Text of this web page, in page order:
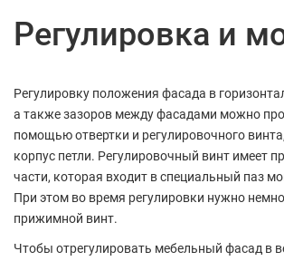
Регулировка и
Регулировку положения фасада в
а также зазоров между фасадами можно
помощью отвертки и регулировочного
корпус петли. Регулировочный винт имеет
части, которая входит в специальный паз
При этом во время регулировки нужно
прижимной винт.
Чтобы отрегулировать мебельный фасад в